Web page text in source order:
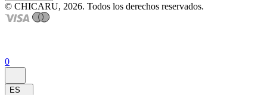
© CHICARU, 2026. Todos los derechos reservados.
0
ES